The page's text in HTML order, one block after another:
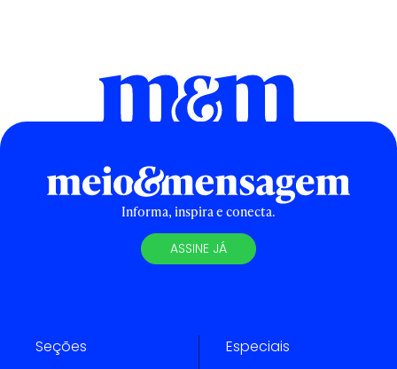
Informa, inspira e conecta.
ASSINE JÁ
Seções Especiais